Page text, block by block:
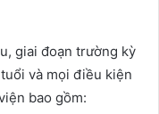
giai đoạn trường kỳ
và mọi điều kiện
bao gồm: